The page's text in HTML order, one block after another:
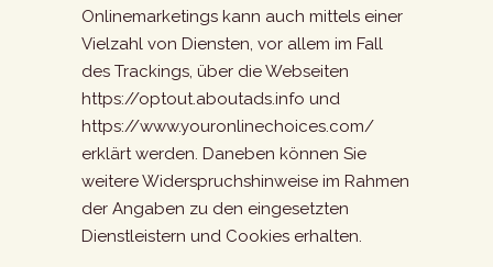
Onlinemarketings kann auch mittels einer
Vielzahl von Diensten, vor allem im Fall
des Trackings, über die Webseiten
https://optout.aboutads.info und
https://www.youronlinechoices.com/
erklärt werden. Daneben können Sie
weitere Widerspruchshinweise im Rahmen
der Angaben zu den eingesetzten
Dienstleistern und Cookies erhalten.